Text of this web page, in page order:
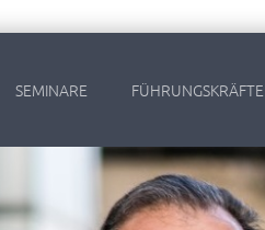
SEMINARE FÜHRUNGSKRÄFTE